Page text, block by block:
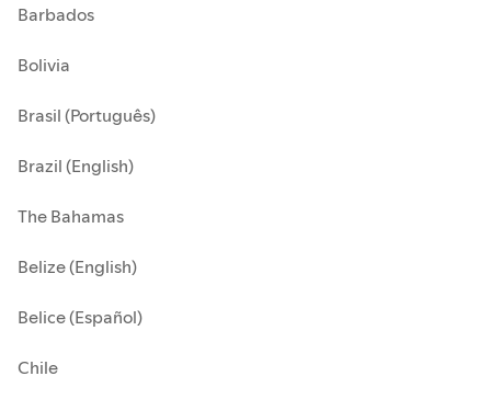
Barbados
Bolivia
Brasil (Português)
Brazil (English)
The Bahamas
Belize (English)
Belice (Español)
Chile